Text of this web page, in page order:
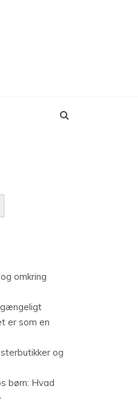
omkring
er som en
og
børn: Hvad